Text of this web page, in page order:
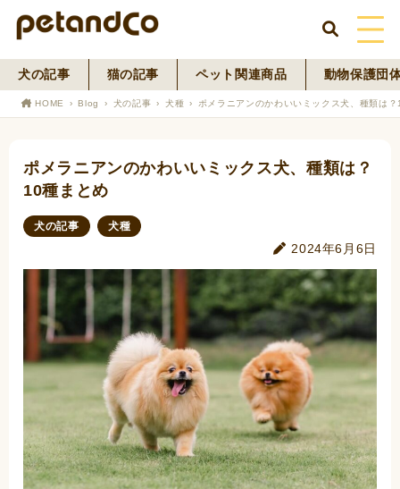
HOME
寄付活動
犬の記事 猫の記事 ペット関連商品 動物保護団
HOME Blog 犬の記事 犬種 ポメラニアンのかわいいミックス犬、種類は
ポメラニアンのかわいいミックス犬、種類は？
10種まとめ
犬の記事 犬種
2024年6月6日